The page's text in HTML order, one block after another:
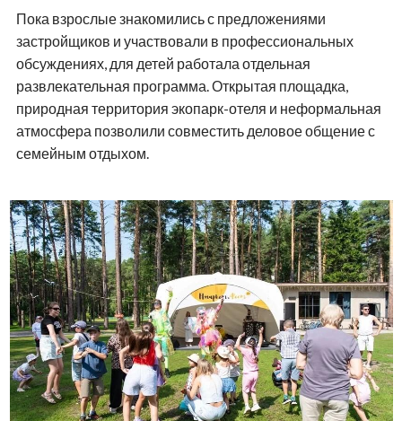
Пока взрослые знакомились с предложениями
застройщиков и участвовали в профессиональных
обсуждениях, для детей работала отдельная
развлекательная программа. Открытая площадка,
природная территория экопарк-отеля и неформальная
атмосфера позволили совместить деловое общение с
семейным отдыхом.